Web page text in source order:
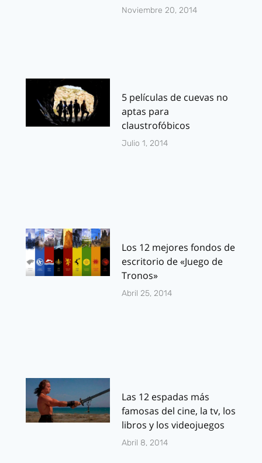
Noviembre 20, 2014
5 películas de cuevas no
aptas para
claustrofóbicos
Julio 1, 2014
Los 12 mejores fondos de
escritorio de «Juego de
Tronos»
Abril 25, 2014
Las 12 espadas más
famosas del cine, la tv, los
libros y los videojuegos
Abril 8, 2014